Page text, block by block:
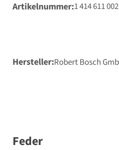
Artikelnummer 1 414 611 002
Hersteller Robert Bosch
Feder